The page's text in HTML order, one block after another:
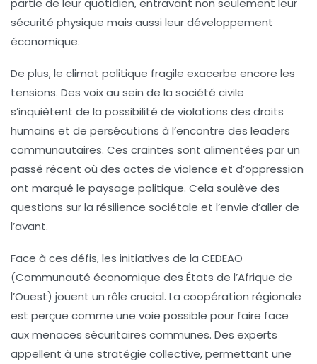
sécurité physique mais aussi leurdéveloppement
économique.
De plus, le climat politique fragile exacerbe encore les
tensions. Des voix au sein de la société civile
s’inquiètent de la possibilité de violations des droits
humains et de persécutions à l’encontre des leaders
communautaires. Ces craintes sont alimentées par un
passé récent où des actes de violence et d’oppression
ont marqué le paysage politique. Cela soulève des
questions sur la résilience sociétale et l’envie d’aller de
l’avant.
Face à ces défis, les initiatives de la CEDEAO
(Communauté économique des États de l’Afrique de
l’Ouest) jouent un rôle crucial. La coopération régionale
est perçue comme une voie possible pour faire face
auxmenaces sécuritaires communes. Des experts
appellent à une stratégie collective, permettant une